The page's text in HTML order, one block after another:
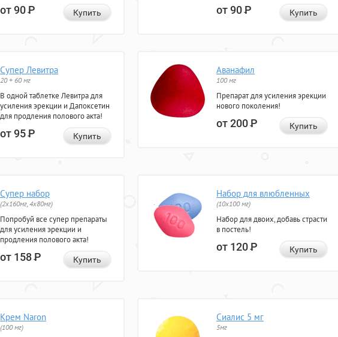
от 90Р Купить от 90Р Купить
Супер Левитра
20 + 60 мг
В одной таблетке Левитра для
усиления эрекции и Дапоксетин
для продления полового акта!
от 95Р Купить
Аванафил
100 мг
Препарат для усиления эрекции
нового поколения!
от 200Р Купить
Супер набор
(2х160мг, 4х80мг)
Попробуй все супер препараты
для усиления эрекции и
продления полового акта!
от 158Р Купить
Набор для влюбленных
(10х100 мг)
Набор для двоих, добавь страсти
в постель!
от 120Р Купить
Крем Naron
(100 мг)
Сиалис 5 мг
5мг